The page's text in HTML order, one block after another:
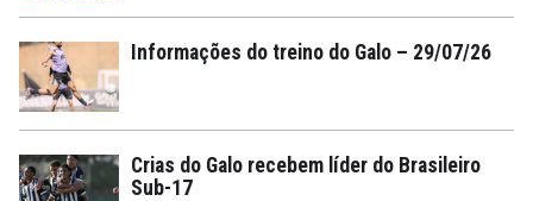
Informações do treino do Galo – 29/07/26
Crias do Galo recebem líder do Brasileiro
Sub-17